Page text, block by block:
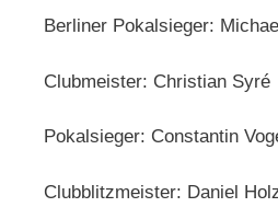
Berliner Pokalsieger:
Clubmeister: Christian Syré
Pokalsieger: Constantin
Clubblitzmeister: Daniel